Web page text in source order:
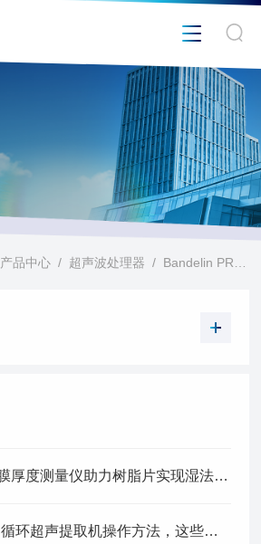
产品中心 / 超声波处理器 / Bandelin PR140D移液管超声波清洗机
Lambda Vision薄膜厚度测量仪助力树脂片实现湿法 CMP SiO₂膜厚原位测量
高效提取的关键：循环超声提取机操作方法，这些细节别错过